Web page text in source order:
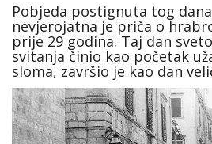
Pobjeda postignuta tog
nevjerojatna je priča o
prije 29 godina. Taj dan
svitanja činio kao početak
sloma, završio je kao dan